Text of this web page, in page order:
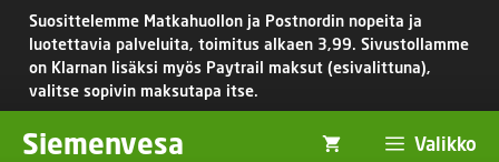
Siirry
sisältöön
Suosittelemme Matkahuollon ja Postnordin nopeita ja
luotettavia palveluita, toimitus alkaen 3,99. Sivustollamme
on Klarnan lisäksi myös Paytrail maksut (esivalittuna),
valitse sopivin maksutapa itse.
Siemenvesa Valikko